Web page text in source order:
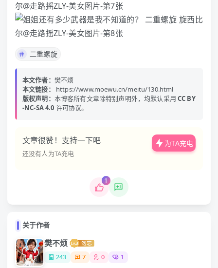
二重螺旋
本文作者： 樊不烦
本文链接：
https://www.moewu.cn/meitu/130.html
版权声明： 本博客所有文章除特别声明外，均默认采用 CC BY
-NC-SA 4.0 许可协议。
文章很赞！支持一下吧
还没有人为TA充电
为TA充电
1
关于作者
樊不烦
243 7 0 1